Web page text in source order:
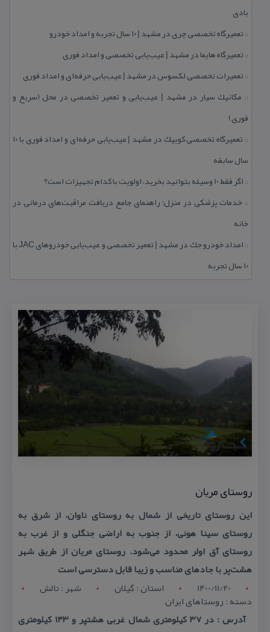
بادی
:: تعمیرگاه تخصصی چری در مشهد | ۱۰ سال تجربه و امداد خودرو
:: تعمیرگاه هایما در مشهد | عیب‌یابی تخصصی و امداد فوری
:: تعمیرات تخصصی لكسوس در مشهد | عیب‌یابی حرفه‌ای و امداد فوری
:: مكانیك سیار در مشهد | عیب‌یابی و تعمیر تخصصی در محل (سریع و
فوری)
::
تعمیرگاه تخصصی كوییك در مشهد | عیب‌یابی حرفه‌ای و امداد فوری با ۱۰
سال سابقه
:: اگر فقط 10 وسیله بتوانید بخرید، اولویت با كدام تجهیزات است؟
:: خدمات پزشكی در منزل؛ راهنمای جامع دریافت مراقبت‌های درمانی در
خانه
::
امداد خودرو جك در مشهد | تعمیر تخصصی و عیب‌یابی خودروهای JAC با
۱۰ سال تجربه
روستای مریان
این روستای تاریخی از شمال به روستای ناوان، از شرق به
روستای سینا هونی، از جنوب به اراضی جنگلی و از غرب به
روستای آق اولر محدود می‏‌شود. روستای مریان از طریق شهر
هشت‌پر با جاده‏ای مناسب و زیبا قابل دسترسی است
1400/11/20
استان : گيلان شهر : تالش
دسته : روستاهای ایران
آدرس : در ۳۷ كیلومتری شمال غربی هشتپر و ۱۴۳ كیلومتری